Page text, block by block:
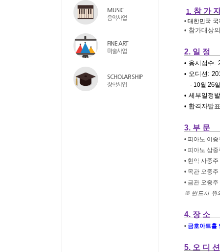
MUSIC
음악사업
FINE ART
미술사업
SCHOLAR SHIP
장학사업
1. 참 가
• 대한민국
• 참가대상
2. 일 정
• 응시접수:
• 오디션 :
- 10월 26일
• 세부일정
• 합격자발표
3. 부 문
• 피아노 이중
• 피아노 삼중
• 현악 사중주
• 목관 오중주
• 금관 오중주
※ 반드시 위
4. 장 소
• 금호아트홀
5. 오 디